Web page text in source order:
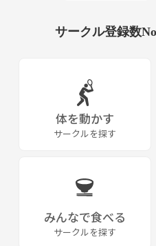
サークル登録数
体を動かす
サークルを探す
みんなで食べる
サークルを探す